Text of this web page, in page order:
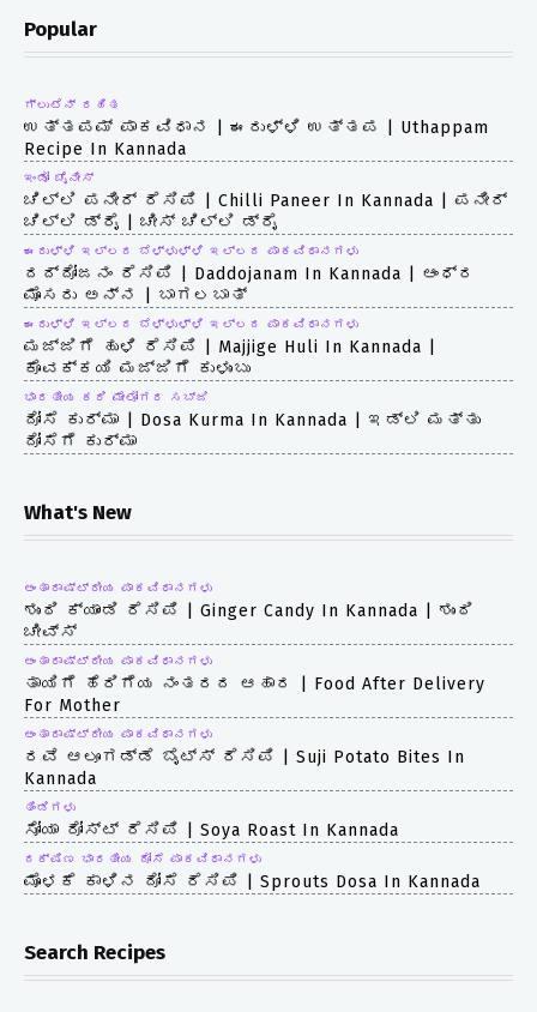
Popular
ಗ್ಲುಟೆನ್ ರಹಿತ
ಉತ್ತಪಮ್ ಪಾಕವಿಧಾನ | ಈರುಳ್ಳಿ ಉತ್ತಪ | Uthappam
Recipe In Kannada
ಇಂಡೋ ಚೈನೀಸ್
ಚಿಲ್ಲಿ ಪನೀರ್ ರೆಸಿಪಿ | Chilli Paneer In Kannada | ಪನೀರ್
ಚಿಲ್ಲಿ ಡ್ರೈ | ಚೀಸ್ ಚಿಲ್ಲಿ ಡ್ರೈ
ಈರುಳ್ಳಿ ಇಲ್ಲದ ಬೆಳ್ಳುಳ್ಳಿ ಇಲ್ಲದ ಪಾಕವಿಧಾನಗಳು
ದದ್ದೋಜನಂ ರೆಸಿಪಿ | Daddojanam In Kannada | ಆಂಧ್ರ
ಮೊಸರು ಅನ್ನ | ಬಾಗಲಬಾತ್
ಈರುಳ್ಳಿ ಇಲ್ಲದ ಬೆಳ್ಳುಳ್ಳಿ ಇಲ್ಲದ ಪಾಕವಿಧಾನಗಳು
ಮಜ್ಜಿಗೆ ಹುಳಿ ರೆಸಿಪಿ | Majjige Huli In Kannada |
ಕೊವಕ್ಕಯಿ ಮಜ್ಜಿಗೆ ಕುಳುಂಬು
ಭಾರತೀಯ ಕರಿ ಮೇಲೋಗರ ಸಬ್ಜಿ
ದೋಸೆ ಕುರ್ಮಾ | Dosa Kurma In Kannada | ಇಡ್ಲಿ ಮತ್ತು
ದೋಸೆಗೆ ಕುರ್ಮಾ
What's New
ಅಂತಾರಾಷ್ಟ್ರೀಯ ಪಾಕವಿಧಾನಗಳು
ಶುಂಠಿ ಕ್ಯಾಂಡಿ ರೆಸಿಪಿ | Ginger Candy In Kannada | ಶುಂಠಿ
ಚೀವ್ಸ್
ಅಂತಾರಾಷ್ಟ್ರೀಯ ಪಾಕವಿಧಾನಗಳು
ತಾಯಿಗೆ ಹೆರಿಗೆಯ ನಂತರದ ಆಹಾರ | Food After Delivery
For Mother
ಅಂತಾರಾಷ್ಟ್ರೀಯ ಪಾಕವಿಧಾನಗಳು
ರವೆ ಆಲೂಗಡ್ಡೆ ಬೈಟ್ಸ್ ರೆಸಿಪಿ | Suji Potato Bites In
Kannada
ತಿಂಡಿಗಳು
ಸೋಯಾ ರೋಸ್ಟ್ ರೆಸಿಪಿ | Soya Roast In Kannada
ದಕ್ಷಿಣ ಭಾರತೀಯ ದೋಸೆ ಪಾಕವಿಧಾನಗಳು
ಮೊಳಕೆ ಕಾಳಿನ ದೋಸೆ ರೆಸಿಪಿ | Sprouts Dosa In Kannada
Search Recipes